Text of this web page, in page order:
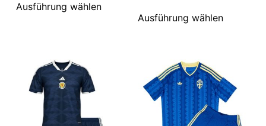
Ausführung wählen
Ausführung wählen